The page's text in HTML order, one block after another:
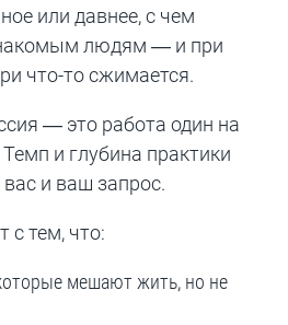
или давнее, с чем
людям — и при
что-то сжимается.
— это работа один на
и глубина практики
и ваш запрос.
с тем, что:
мешают жить, но не